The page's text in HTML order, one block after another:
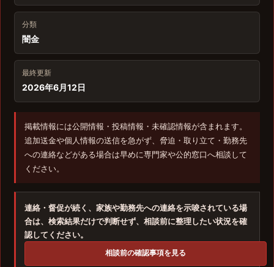
分類
闇金
最終更新
2026年6月12日
掲載情報には公開情報・投稿情報・未確認情報が含まれます。
追加送金や個人情報の送信を急がず、脅迫・取り立て・勤務先
への連絡などがある場合は早めに専門家や公的窓口へ相談して
ください。
連絡・督促が続く、家族や勤務先への連絡を示唆されている場
合は、検索結果だけで判断せず、相談前に整理したい状況を確
認してください。
相談前の確認事項を見る